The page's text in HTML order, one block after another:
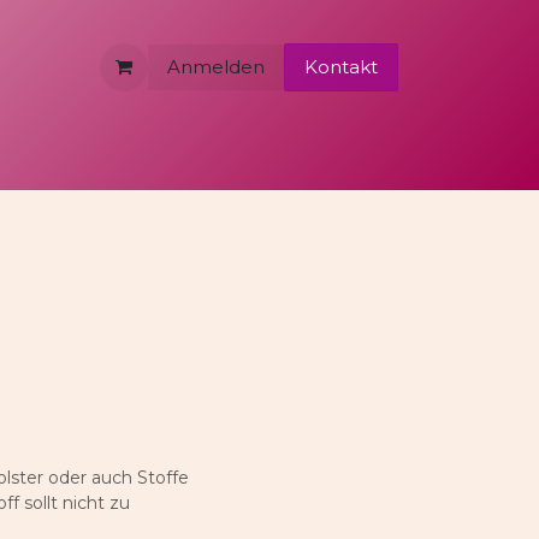
Anmelden Kontakt
oder auch Stoffe
sollt nicht zu